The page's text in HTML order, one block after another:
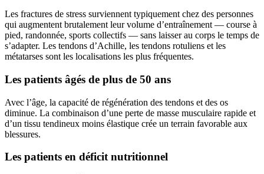
Les fractures de stress surviennent typiquement chez des personnes
qui augmentent brutalement leur volume d’entraînement — course à
pied, randonnée, sports collectifs — sans laisser au corps le temps de
s’adapter. Les tendons d’Achille, les tendons rotuliens et les
métatarses sont les localisations les plus fréquentes.
Les patients âgés de plus de 50 ans
Avec l’âge, la capacité de régénération des tendons et des os
diminue. La combinaison d’une perte de masse musculaire rapide et
d’un tissu tendineux moins élastique crée un terrain favorable aux
blessures.
Les patients en déficit nutritionnel